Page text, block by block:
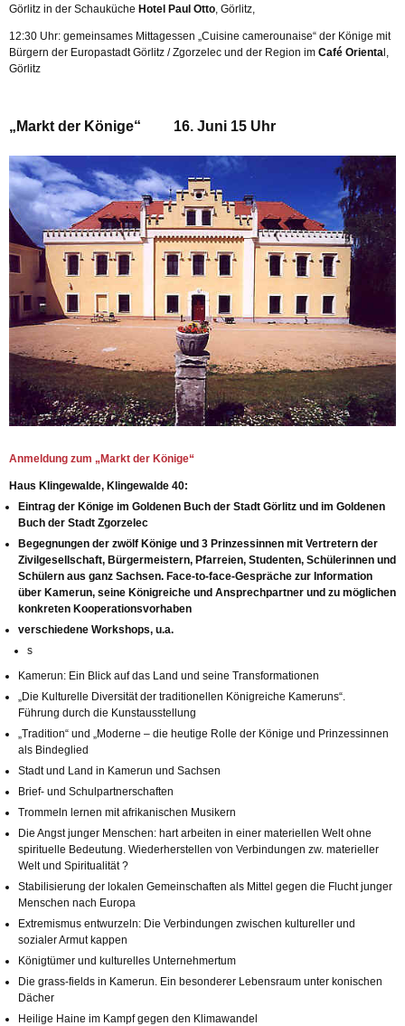
Görlitz in der Schauküche Hotel Paul Otto, Görlitz,
12:30 Uhr: gemeinsames Mittagessen „Cuisine camerounaise“ der Könige mit
Bürgern der Europastadt Görlitz / Zgorzelec und der Region im Café Orienta l,
Görlitz
„ Markt der Könige“ 16. Juni 15 Uhr
Anmeldung zum „Markt der Könige“
Haus Klingewalde, Klingewalde 40:
Eintrag der Könige im Goldenen Buch der Stadt Görlitz und im Goldenen
Buch der Stadt Zgorzelec
Begegnungen der zwölf Könige und 3 Prinzessinnen mit Vertretern der
Zivilgesellschaft, Bürgermeistern, Pfarreien, Studenten, Schülerinnen und
Schülern aus ganz Sachsen. Face-to-face-Gespräche zur Information
über Kamerun, seine Königreiche und Ansprechpartner und zu möglichen
konkreten Kooperationsvorhaben
verschiedene Workshops, u.a.
s
Kamerun: Ein Blick auf das Land und seine Transformationen
„Die Kulturelle Diversität der traditionellen Königreiche Kameruns“.
Führung durch die Kunstausstellung
„Tradition“ und „Moderne – die heutige Rolle der Könige und Prinzessinnen
als Bindeglied
Stadt und Land in Kamerun und Sachsen
Brief- und Schulpartnerschaften
Trommeln lernen mit afrikanischen Musikern
Die Angst junger Menschen: hart arbeiten in einer materiellen Welt ohne
spirituelle Bedeutung. Wiederherstellen von Verbindungen zw. materieller
Welt und Spiritualität ?
Stabilisierung der lokalen Gemeinschaften als Mittel gegen die Flucht junger
Menschen nach Europa
Extremismus entwurzeln: Die Verbindungen zwischen kultureller und
sozialer Armut kappen
Königtümer und kulturelles Unternehmertum
Die grass‐fields in Kamerun. Ein besonderer Lebensraum unter konischen
Dächer
Heilige Haine im Kampf gegen den Klimawandel